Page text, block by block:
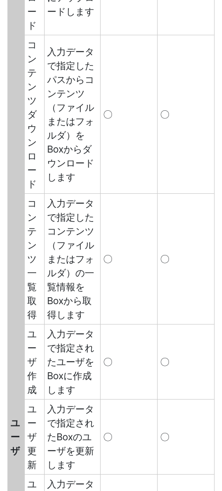
ー
ド
ードします
コ
ン
テ
ン
ツ
ダ
ウ
ン
ロ
ー
ド
入力データ
で指定した
パスからコ
ンテンツ
（ファイル
またはフォ
ルダ）を
Boxからダ
ウンロード
します
〇 〇
コ
ン
テ
ン
ツ
一
覧
取
得
入力データ
で指定した
コンテンツ
（ファイル
またはフォ
ルダ）の一
覧情報を
Boxから取
得します
〇 〇
ユ
ー
ザ
ユ
ー
ザ
作
成
入力データ
で指定され
たユーザを
Boxに作成
します
〇 〇
ユ
ー
ザ
更
新
入力データ
で指定され
たBoxのユ
ーザを更新
します
〇 〇
ユ
入力データ